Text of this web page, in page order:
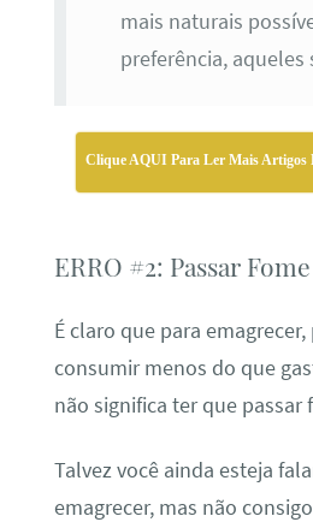
mais naturais
preferência, aqueles
Clique AQUI Para Ler Mais Artigos
ERRO #2: Passar Fome
É claro que para
consumir menos do que
não significa ter que passar
Talvez você ainda esteja
emagrecer, mas não